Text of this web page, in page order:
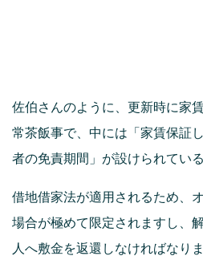
佐伯さんのように、更新時に家
常茶飯事で、中には「家賃保証
者の免責期間」が設けられてい
借地借家法が適用されるため、
場合が極めて限定されますし、
人へ敷金を返還しなければなりま